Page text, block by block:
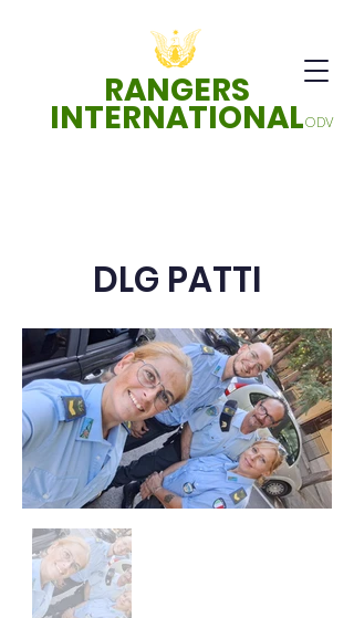
RANGERS
INTERNATIONALODV
DLG PATTI